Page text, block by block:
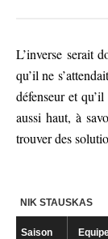
L’inverse serait
qu’il ne
défenseur et
aussi haut, à
trouver des
NIK STAUSKAS
Saison